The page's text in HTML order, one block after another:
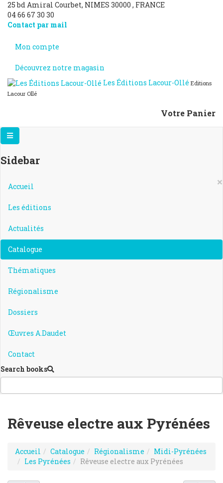
25 bd Amiral Courbet, NIMES 30000 , FRANCE
04 66 67 30 30
Contact par mail
Mon compte
Découvrez notre magasin
Les Éditions Lacour-Ollé Editions
Lacour Ollé
Votre Panier
Sidebar
×
Accueil
Les éditions
Actualités
Catalogue
Thématiques
Régionalisme
Dossiers
Œuvres A.Daudet
Contact
Search books
Rêveuse electre aux Pyrénées
Accueil Catalogue Régionalisme
Midi-Pyrénées
Les Pyrénées
Rêveuse electre aux Pyrénées